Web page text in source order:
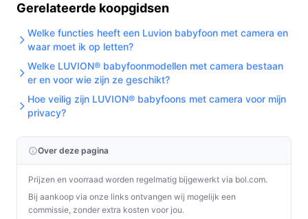
Gerelateerde koopgidsen
Welke functies heeft een Luvion babyfoon met camera en
waar moet ik op letten?
Welke LUVION® babyfoonmodellen met camera bestaan
er en voor wie zijn ze geschikt?
Hoe veilig zijn LUVION® babyfoons met camera voor mijn
privacy?
Over deze pagina
Prijzen en voorraad worden regelmatig bijgewerkt via bol.com.
Bij aankoop via onze links ontvangen wij mogelijk een
commissie, zonder extra kosten voor jou.